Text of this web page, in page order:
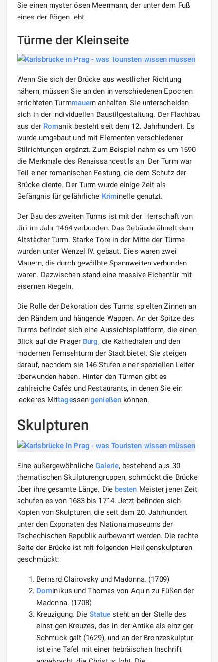
Sie einen mysteriösen Meermann, der unter dem Fuß
eines der Bögen lebt.
Türme der Kleinseite
Wenn Sie sich der Brücke aus westlicher Richtung
nähern, müssen Sie an den in verschiedenen Epochen
errichteten Turmmauern anhalten. Sie unterscheiden
sich in der individuellen Baustilgestaltung. Der Flachbau
aus der Romanik besteht seit dem 12. Jahrhundert. Es
wurde umgebaut und mit Elementen verschiedener
Stilrichtungen ergänzt. Zum Beispiel nahm es um 1590
die Merkmale des Renaissancestils an. Der Turm war
Teil einer romanischen Festung, die dem Schutz der
Brücke diente. Der Turm wurde einige Zeit als
Gefängnis für gefährliche Kriminelle genutzt.
Der Bau des zweiten Turms ist mit der Herrschaft von
Jiri im Jahr 1464 verbunden. Das Gebäude ähnelt dem
Altstädter Turm. Starke Tore in der Mitte der Türme
wurden unter Wenzel IV. gebaut. Dies waren zwei
Mauern, die durch gewölbte Spannweiten verbunden
waren. Dazwischen stand eine massive Eichentür mit
eisernen Riegeln.
Die Rolle der Dekoration des Turms spielten Zinnen an
den Rändern und hängende Wappen. An der Spitze des
Turms befindet sich eine Aussichtsplattform, die einen
Blick auf die Prager Burg, die Kathedralen und den
modernen Fernsehturm der Stadt bietet. Sie steigen
darauf, nachdem sie 146 Stufen einer speziellen Leiter
überwunden haben. Hinter den Türmen gibt es
zahlreiche Cafés und Restaurants, in denen Sie ein
leckeres Mittagessengenießenkönnen.
Skulpturen
Eine außergewöhnlicheGalerie, bestehend aus 30
thematischen Skulpturengruppen, schmückt die Brücke
über ihre gesamte Länge. Die besten Meister jener Zeit
schufen es von 1683 bis 1714. Jetzt befinden sich
Kopien von Skulpturen, die seit dem 20. Jahrhundert
unter den Exponaten des Nationalmuseums der
Tschechischen Republik aufbewahrt werden. Die rechte
Seite der Brücke ist mit folgenden Heiligenskulpturen
geschmückt:
Bernard Clairovsky und Madonna. (1709)
Dominikus und Thomas von Aquin zu Füßen der
Madonna. (1708)
Kreuzigung. Die Statue steht an der Stelle des
einstigen Kreuzes, das in der Antike als einziger
Schmuck galt (1629), und an der Bronzeskulptur
ist eine Tafel mit einer hebräischen Inschrift